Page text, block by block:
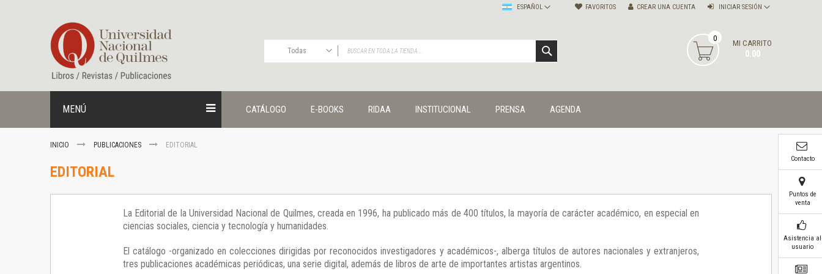
contenido
FAVORITOS INICIAR SESIÓN
CREAR UNA CUENTA
ESPAÑOL
Todas
Publicaciones
Editorial
Cuadernos universitarios
Derechos humanos
Ediciones especiales
Géneros
MI CARRITO
0.00
0
MENÚ CATÁLOGO E-BOOKS RIDAA INSTITUCIONAL PRENSA AGENDA
INICIO PUBLICACIONES EDITORIAL
EDITORIAL
La Editorial de la Universidad Nacional de Quilmes, creada en 1996, ha publicado más de 400 títulos, la mayoría de carácter académico, en especial en
ciencias sociales, ciencia y tecnología y humanidades.
El catálogo -organizado en colecciones dirigidas por reconocidos investigadores y académicos-, alberga títulos de autores nacionales y extranjeros,
tres publicaciones académicas periódicas, una serie digital, además de libros de arte de importantes artistas argentinos.
Contacto
Puntos de
venta
Asistencia al
usuario